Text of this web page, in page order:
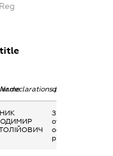
Заробітна плата
отримана за
основним місцем
роботи